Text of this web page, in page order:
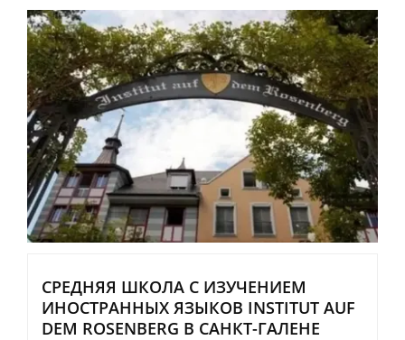
СРЕДНЯЯ ШКОЛА С ИЗУЧЕНИЕМ
ИНОСТРАННЫХ ЯЗЫКОВ INSTITUT AUF
DEM ROSENBERG В САНКТ-ГАЛЕНЕ